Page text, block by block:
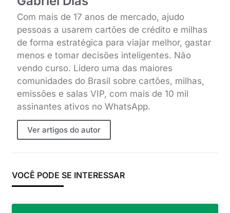
Com mais de 17 anos de mercado, ajudo
pessoas a usarem cartões de crédito e milhas
de forma estratégica para viajar melhor, gastar
menos e tomar decisões inteligentes. Não
vendo curso. Lidero uma das maiores
comunidades do Brasil sobre cartões, milhas,
emissões e salas VIP, com mais de 10 mil
assinantes ativos no WhatsApp.
Ver artigos do autor
VOCÊ PODE SE INTERESSAR